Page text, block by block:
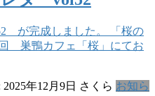
が完成しました。 「桜の
巣鴨カフェ「桜」にてお
2025年12月9日 さくら お知ら